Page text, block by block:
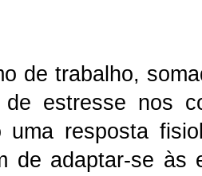
de trabalho,
estresse nos
uma resposta
de adaptar-se às